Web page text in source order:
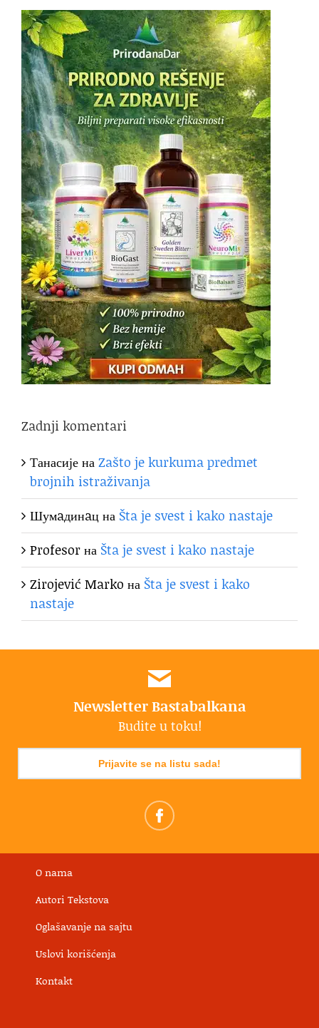
Zadnji komentari
ТанасијенаZašto je kurkuma predmet
brojnih istraživanja
Шумaдинaцна Šta je svest i kako nastaje
Profesorна Šta je svest i kako nastaje
Zirojević Marko на Šta je svest i kako
nastaje
Newsletter Bastabalkana
Budite u toku!
Prijavite se na listu sada!
O nama
Autori Tekstova
Oglašavanje na sajtu
Uslovi korišćenja
Kontakt